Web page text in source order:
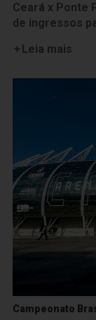
Ceará x Ponte
de ingressos
Leia mais
Campeonato